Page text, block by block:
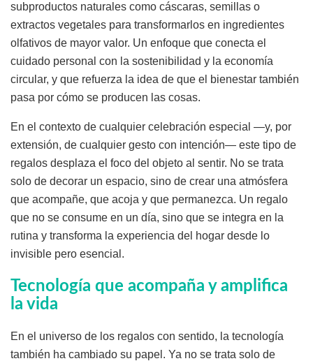
subproductos naturales como cáscaras, semillas o
extractos vegetales para transformarlos en ingredientes
olfativos de mayor valor. Un enfoque que conecta el
cuidado personal con la sostenibilidad y la economía
circular, y que refuerza la idea de que el bienestar también
pasa por cómo se producen las cosas.
En el contexto de cualquier celebración especial —y, por
extensión, de cualquier gesto con intención— este tipo de
regalos desplaza el foco del objeto al sentir. No se trata
solo de decorar un espacio, sino de crear una atmósfera
que acompañe, que acoja y que permanezca. Un regalo
que no se consume en un día, sino que se integra en la
rutina y transforma la experiencia del hogar desde lo
invisible pero esencial.
Tecnología que acompaña y amplifica
la vida
En el universo de los regalos con sentido, la tecnología
también ha cambiado su papel. Ya no se trata solo de